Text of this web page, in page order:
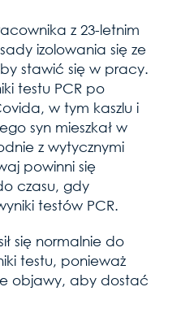
z 23-letnim
izolowania się ze
stawić się w pracy.
testu PCR po
w tym kaszlu i
syn mieszkał w
z wytycznymi
powinni się
czasu, gdy
testów PCR.
się normalnie do
testu, ponieważ
objawy, aby dostać